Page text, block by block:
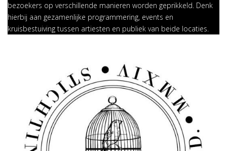
bezoekers op verschillende manieren worden geprikkeld. Denk
hierbij aan gezamenlijke programmering, events en
kruisbestuiving tussen artiesten en publiek van beide locaties.